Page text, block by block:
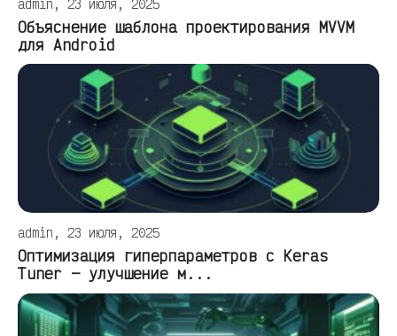
admin, 23 июля, 2025
Объяснение шаблона проектирования MVVM
для Android
admin, 23 июля, 2025
Оптимизация гиперпараметров с Keras
Tuner — улучшение м...